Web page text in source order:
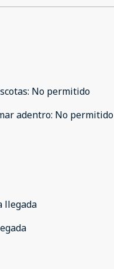
: No permitido
adentro: No permitido
llegada